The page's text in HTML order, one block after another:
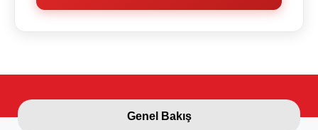
Genel Bakış